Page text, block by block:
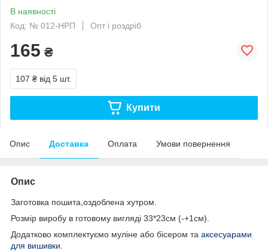
В наявності
Код: № 012-НРП
Опт і роздріб
165 ₴
107 ₴ від 5 шт.
Купити
Опис Доставка Оплата Умови повернення
Опис
Заготовка пошита,оздоблена хутром.
Розмір виробу в готовому вигляді 33*23см (-+1см).
Додатково комплектуємо муліне або бісером та аксесуарами
для вишивки